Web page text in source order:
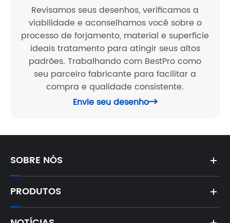
Revisamos seus desenhos, verificamos a
viabilidade e aconselhamos você sobre o
processo de forjamento, material e superfície
ideais tratamento para atingir seus altos
padrões. Trabalhando com BestPro como
seu parceiro fabricante para facilitar a
compra e qualidade consistente.
Envie seu desenho
SOBRE NÓS
PRODUTOS